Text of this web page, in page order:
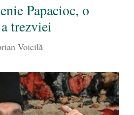
Papacioc, o
trezviei
Voicilă